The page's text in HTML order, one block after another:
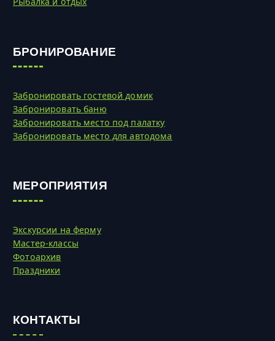
БРОНИРОВАНИЕ
Забронировать гостевой домик
Забронировать баню
Забронировать место под палатку
Забронировать место для автодома
МЕРОПРИЯТИЯ
Экскурсии на ферму
Мастер-классы
Фотоархив
Праздники
КОНТАКТЫ